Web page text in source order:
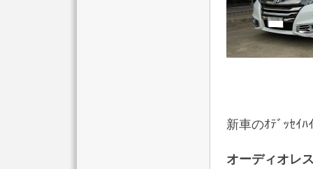
新車のｵﾃﾞｯｾｲ
オーディオレ